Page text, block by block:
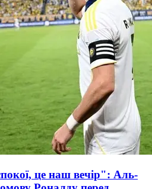
це наш вечір": Аль-